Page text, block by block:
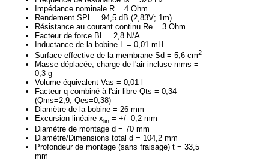
Impédance nominale R = 4 Ohm
Rendement SPL = 94,5 dB (2,83V; 1m)
Résistance au courant continu Re = 3 Ohm
Facteur de force BL = 2,8 N/A
Inductance de la bobine L = 0,01 mH
Surface effective de la membrane Sd = 5,6 cm2
Masse déplacée, charge de l'air incluse mms =
0,3 g
Volume équivalent Vas = 0,01 l
Facteur q combiné à l'air libre Qts = 0,34
(Qms=2,9, Qes=0,38)
Diamètre de la bobine = 26 mm
Excursion linéaire xlin = +/- 0,2 mm
Diamètre de montage d = 70 mm
Diamètre/Dimensions total d = 104,2 mm
Profondeur de montage (sans fraisage) t = 33,5
mm